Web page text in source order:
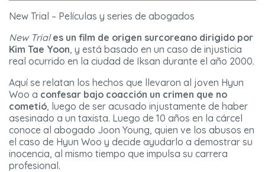
New Trial – Películas y series de abogados
New Triales un film de origen surcoreano dirigido por
Kim Tae Yoon, y está basado en un caso de injusticia
real ocurrido en la ciudad de Iksan durante el año 2000.
Aquí se relatan los hechos que llevaron al joven Hyun
Woo a confesar bajo coacción un crimen que no
cometió, luego de ser acusado injustamente de haber
asesinado a un taxista. Luego de 10 años en la cárcel
conoce al abogado Joon Young, quien ve los abusos en
el caso de Hyun Woo y decide ayudarlo a demostrar su
inocencia, al mismo tiempo que impulsa su carrera
profesional.